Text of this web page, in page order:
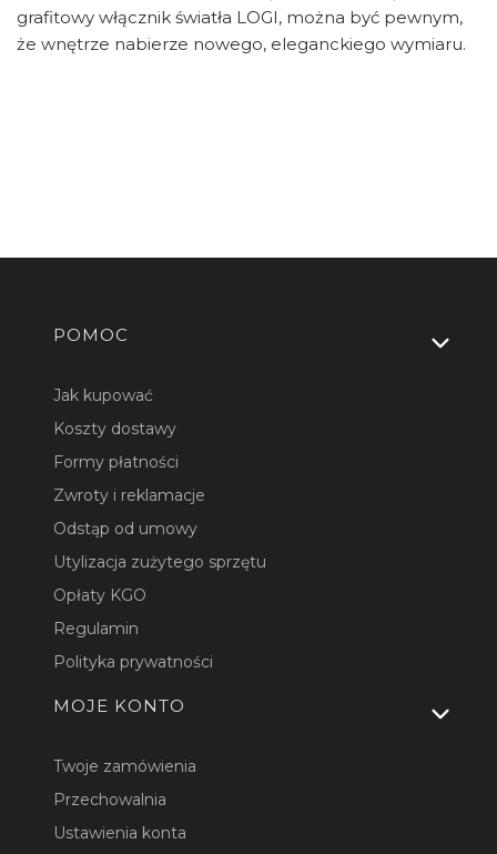
grafitowy włącznik światła LOGI, można być pewnym,
że wnętrze nabierze nowego, eleganckiego wymiaru.
Linki w stopce
POMOC
Jak kupować
Koszty dostawy
Formy płatności
Zwroty i reklamacje
Odstąp od umowy
Utylizacja zużytego sprzętu
Opłaty KGO
Regulamin
Polityka prywatności
MOJE KONTO
Twoje zamówienia
Przechowalnia
Ustawienia konta